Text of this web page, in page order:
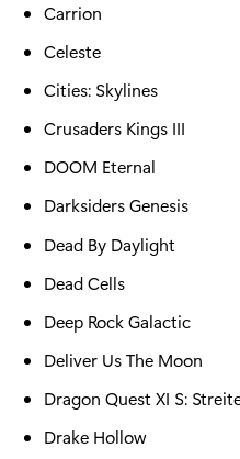
Carrion
Celeste
Cities: Skylines
Crusaders Kings III
DOOM Eternal
Darksiders Genesis
Dead By Daylight
Dead Cells
Deep Rock Galactic
Deliver Us The Moon
Dragon Quest XI S:
Drake Hollow